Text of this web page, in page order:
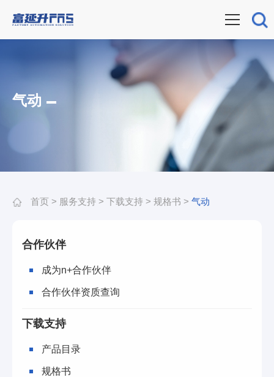
气动
首页 > 服务支持 > 下载支持 > 规格书 > 气动
合作伙伴
成为n+合作伙伴
合作伙伴资质查询
下载支持
产品目录
规格书